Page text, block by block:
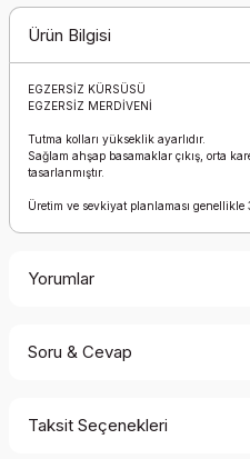
Ürün Bilgisi
EGZERSİZ KÜRSÜSÜ
EGZERSİZ MERDİVENİ
Tutma kolları yükseklik ayarlıdır.
Sağlam ahşap basamaklar çıkış, orta
tasarlanmıştır.
Üretim ve sevkiyat planlaması genellikle
Yorumlar
Soru & Cevap
Taksit Seçenekleri